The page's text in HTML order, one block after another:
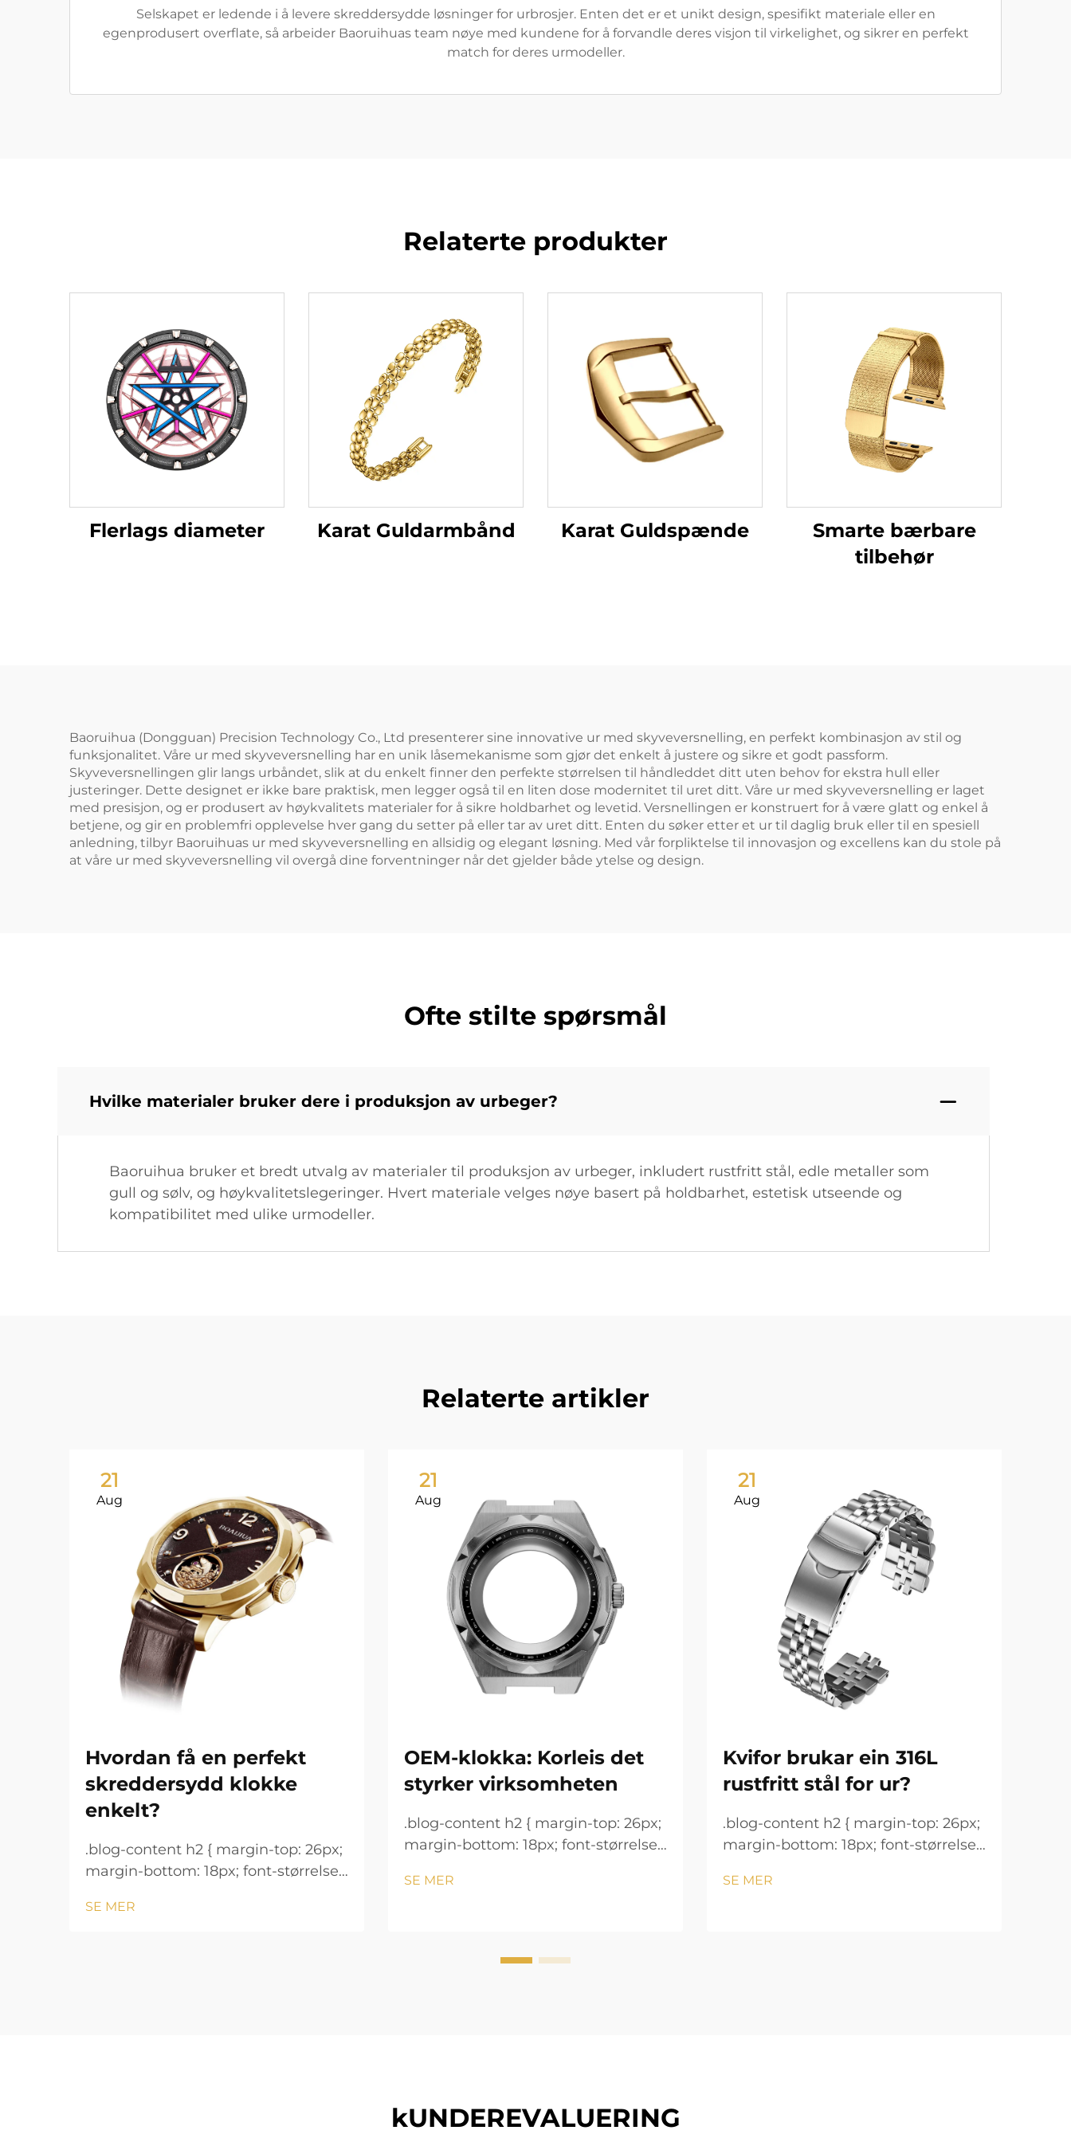
Selskapet er ledende i å levere skreddersydde løsninger for urbrosjer. Enten det er et unikt design, spesifikt materiale eller en
egenprodusert overflate, så arbeider Baoruihuas team nøye med kundene for å forvandle deres visjon til virkelighet, og sikrer en perfekt
match for deres urmodeller.
Relaterte produkter
Flerlags diameter Karat Guldarmbånd Karat Guldspænde
Smarte bærbare
tilbehør
Baoruihua (Dongguan) Precision Technology Co., Ltd presenterer sine innovative ur med skyveversnelling, en perfekt kombinasjon av stil og
funksjonalitet. Våre ur med skyveversnelling har en unik låsemekanisme som gjør det enkelt å justere og sikre et godt passform.
Skyveversnellingen glir langs urbåndet, slik at du enkelt finner den perfekte størrelsen til håndleddet ditt uten behov for ekstra hull eller
justeringer. Dette designet er ikke bare praktisk, men legger også til en liten dose modernitet til uret ditt. Våre ur med skyveversnelling er laget
med presisjon, og er produsert av høykvalitets materialer for å sikre holdbarhet og levetid. Versnellingen er konstruert for å være glatt og enkel å
betjene, og gir en problemfri opplevelse hver gang du setter på eller tar av uret ditt. Enten du søker etter et ur til daglig bruk eller til en spesiell
anledning, tilbyr Baoruihuas ur med skyveversnelling en allsidig og elegant løsning. Med vår forpliktelse til innovasjon og excellens kan du stole på
at våre ur med skyveversnelling vil overgå dine forventninger når det gjelder både ytelse og design.
Ofte stilte spørsmål
Hvilke materialer bruker dere i produksjon av urbeger?
Baoruihua bruker et bredt utvalg av materialer til produksjon av urbeger, inkludert rustfritt stål, edle metaller som
gull og sølv, og høykvalitetslegeringer. Hvert materiale velges nøye basert på holdbarhet, estetisk utseende og
kompatibilitet med ulike urmodeller.
Relaterte artikler
21
Aug
Hvordan få en perfekt
skreddersydd klokke
enkelt?
.blog-content h2 { margin-top: 26px;
margin-bottom: 18px; font-størrelse:
linjeavstand: normal; } .blog-content
SE MER
21
Aug
OEM-klokka: Korleis det
styrker virksomheten
.blog-content h2 { margin-top: 26px;
margin-bottom: 18px; font-størrelse:
linjeavstand: normal; } .blog-content
SE MER
21
Aug
Kvifor brukar ein 316L
rustfritt stål for ur?
.blog-content h2 { margin-top: 26px;
margin-bottom: 18px; font-størrelse:
linjeavstand: normal; } .blog-content
SE MER
kUNDEREVALUERING